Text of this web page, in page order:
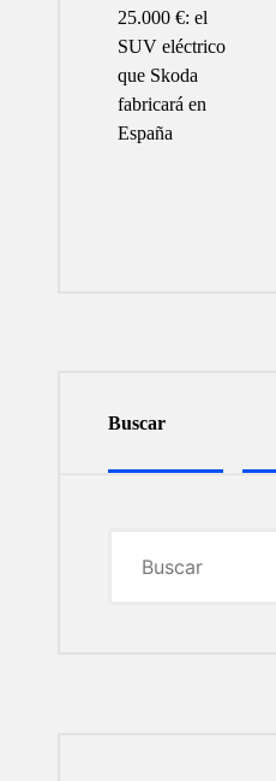
25.000 €: el
SUV eléctrico
que Skoda
fabricará en
España
Buscar